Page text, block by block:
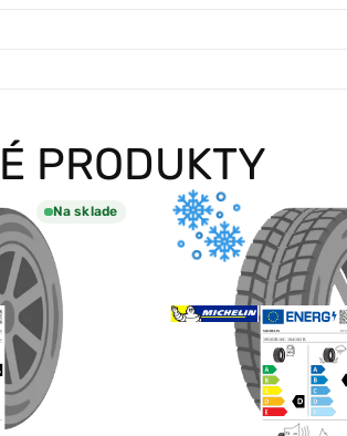
PRODUKTY
Na sklade